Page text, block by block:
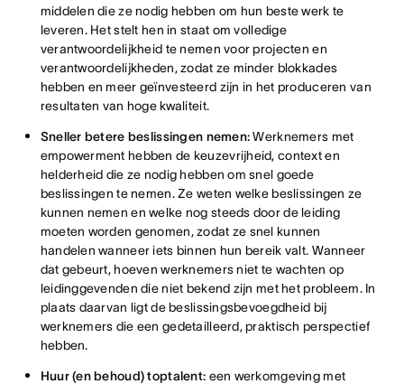
middelen die ze nodig hebben om hun beste werk te
leveren. Het stelt hen in staat om volledige
verantwoordelijkheid te nemen voor projecten en
verantwoordelijkheden, zodat ze minder blokkades
hebben en meer geïnvesteerd zijn in het produceren van
resultaten van hoge kwaliteit.
Sneller betere beslissingen nemen:Werknemers met
empowerment hebben de keuzevrijheid, context en
helderheid die ze nodig hebben om snel goede
beslissingen te nemen. Ze weten welke beslissingen ze
kunnen nemen en welke nog steeds door de leiding
moeten worden genomen, zodat ze snel kunnen
handelen wanneer iets binnen hun bereik valt. Wanneer
dat gebeurt, hoeven werknemers niet te wachten op
leidinggevenden die niet bekend zijn met het probleem. In
plaats daarvan ligt de beslissingsbevoegdheid bij
werknemers die een gedetailleerd, praktisch perspectief
hebben.
Huur (en behoud) toptalent: een werkomgeving met